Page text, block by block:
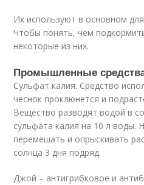
Их используют в основном
Чтобы понять, чем
некоторые из них.
Промышленные
Сульфат калия. Средство
чеснок проклюнется и
Вещество разводят водой в
сульфата калия на 10 л воды.
перемешать и опрыскивать
солнца 3 дня подряд.
Джой – антигрибковое и